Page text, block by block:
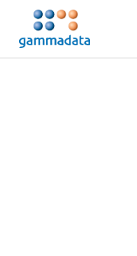
Hopp
hovedinnholdett